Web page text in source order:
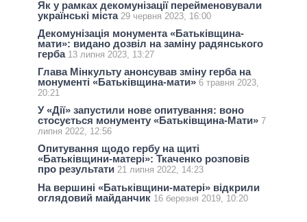
Як у рамках декомунізації перейменовували
українські міста 29 червня 2023, 16:00
Декомунізація монумента «Батьківщина-
мати»: видано дозвіл на заміну радянського
герба 13 липня 2023, 13:27
Глава Мінкульту анонсував зміну герба на
монументі «Батьківщина-мати» 6 травня 2023,
20:21
У «Дії» запустили нове опитування: воно
стосується монументу «Батьківщина-Мати» 7
липня 2022, 12:56
Опитування щодо гербу на щиті
«Батьківщини-матері»: Ткаченко розповів
про результати 21 липня 2022, 14:23
На вершині «Батьківщини-матері» відкрили
оглядовий майданчик 16 березня 2019, 10:20